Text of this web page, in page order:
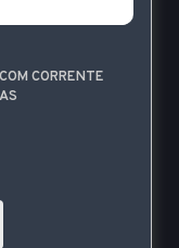
CORRENTE